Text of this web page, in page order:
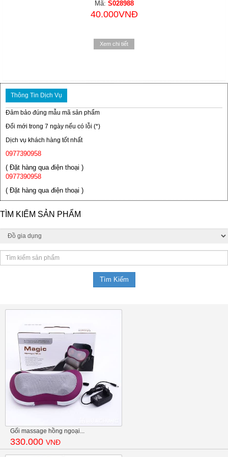
Mã: S028988
40.000VNĐ
Xem chi tiết
Thông Tin Dịch Vụ
Đảm bảo đúng mẫu mã sản phẩm
Đổi mới trong 7 ngày nếu có lỗi (*)
Dịch vụ khách hàng tốt nhất
0977390958
( Đặt hàng qua điện thoại )
0977390958
( Đặt hàng qua điện thoại )
TÌM KIẾM SẢN PHẨM
Gối massage hồng ngoại...
330.000 VNĐ